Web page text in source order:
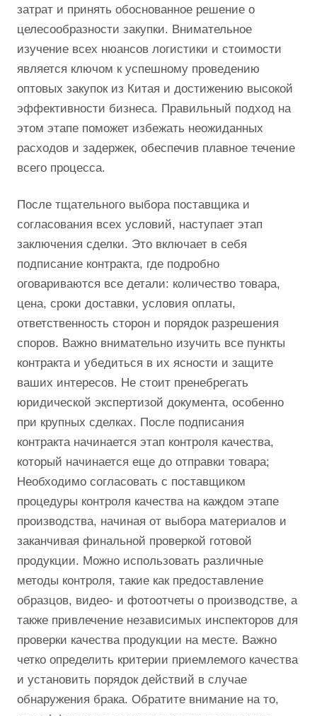
затрат и принять обоснованное решение о
целесообразности закупки. Внимательное
изучение всех нюансов логистики и стоимости
является ключом к успешному проведению
оптовых закупок из Китая и достижению высокой
эффективности бизнеса. Правильный подход на
этом этапе поможет избежать неожиданных
расходов и задержек, обеспечив плавное течение
всего процесса.
После тщательного выбора поставщика и
согласования всех условий, наступает этап
заключения сделки. Это включает в себя
подписание контракта, где подробно
оговариваются все детали: количество товара,
цена, сроки доставки, условия оплаты,
ответственность сторон и порядок разрешения
споров. Важно внимательно изучить все пункты
контракта и убедиться в их ясности и защите
ваших интересов. Не стоит пренебрегать
юридической экспертизой документа, особенно
при крупных сделках. После подписания
контракта начинается этап контроля качества,
который начинается еще до отправки товара;
Необходимо согласовать с поставщиком
процедуры контроля качества на каждом этапе
производства, начиная от выбора материалов и
заканчивая финальной проверкой готовой
продукции. Можно использовать различные
методы контроля, такие как предоставление
образцов, видео- и фотоотчеты о производстве, а
также привлечение независимых инспекторов для
проверки качества продукции на месте. Важно
четко определить критерии приемлемого качества
и установить порядок действий в случае
обнаружения брака. Обратите внимание на то,